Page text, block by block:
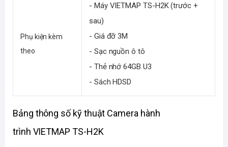
Phụ kiện kèm
theo
- Máy VIETMAP TS-H2K (trước +
sau)
- Giá đỡ 3M
- Sạc nguồn ô tô
- Thẻ nhớ 64GB U3
- Sách HDSD
Bảng thông số kỹ thuật Camera hành
trình VIETMAP TS-H2K